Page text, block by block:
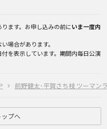
前野健太･平賀さち枝 ツーマン
ます。お申し込みの前にいま一度内
場合があります。
を表示しています。期間内毎日公演
プへ